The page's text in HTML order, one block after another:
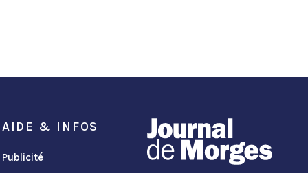
AIDE & INFOS
Publicité